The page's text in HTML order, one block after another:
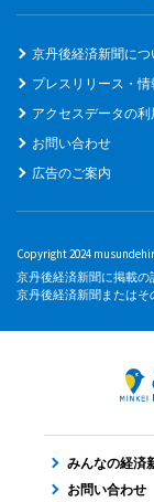
京丹後経済新聞につ
プレスリリース・
アクセスデータの
お問い合わせ
広告のご案内
Copyright 2024
京丹後経済新聞に掲載
京丹後経済新聞またはそ
みんなの経済
お問い合わせ